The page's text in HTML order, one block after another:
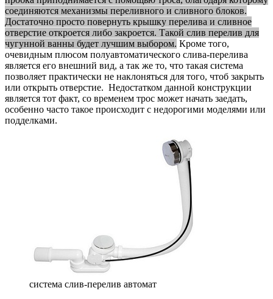
соединяются механизмы переливного и сливного блоков.
Достаточно просто повернуть крышку перелива и сливное
отверстие откроется либо закроется. Такой слив перелив для
чугунной ванны будет лучшим выбором. Кроме того,
очевидным плюсом полуавтоматического слива-перелива
является его внешний вид, а так же то, что такая система
позволяет практически не наклоняться для того, чтоб закрыть
или открыть отверстие. Недостатком данной конструкции
является тот факт, со временем трос может начать заедать,
особенно часто такое происходит с недорогими моделями или
подделками.
система слив-перелив автомат